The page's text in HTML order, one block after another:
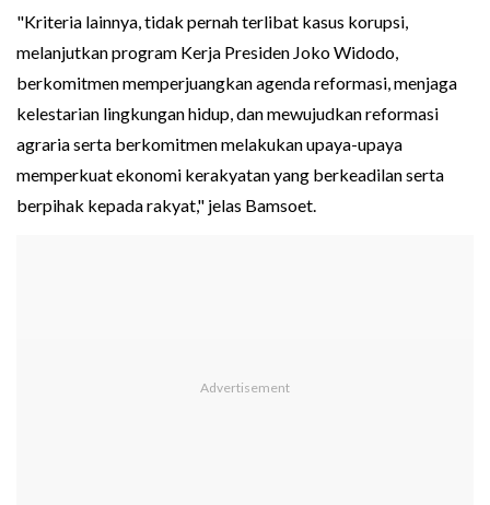
"Kriteria lainnya, tidak pernah terlibat kasus korupsi,
melanjutkan program Kerja Presiden Joko Widodo,
berkomitmen memperjuangkan agenda reformasi, menjaga
kelestarian lingkungan hidup, dan mewujudkan reformasi
agraria serta berkomitmen melakukan upaya-upaya
memperkuat ekonomi kerakyatan yang berkeadilan serta
berpihak kepada rakyat," jelas Bamsoet.